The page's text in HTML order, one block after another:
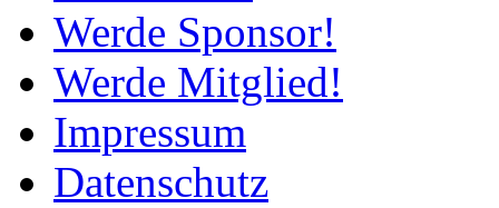
Werde Sponsor!
Werde Mitglied!
Impressum
Datenschutz